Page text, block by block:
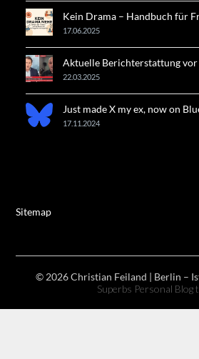
Kein Drama – Handbuch für
17.06.2025
Aktuelle Berichterstattung
22.03.2025
Just made X my ex, now on
17.11.2024
Sitemap
© 2026 Christian Feiland | Berlin –
Superbs Personal Blog